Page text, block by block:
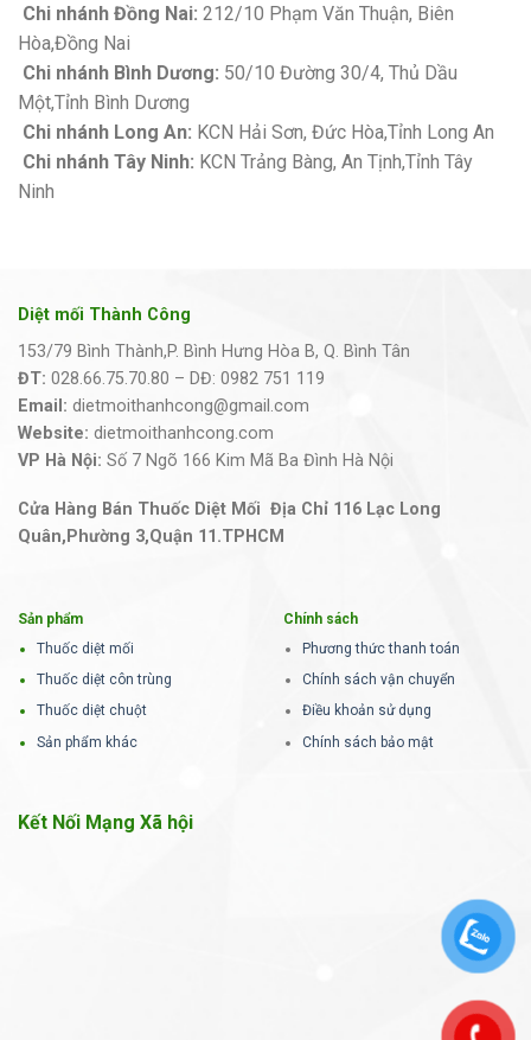
Chi nhánh Đồng Nai: 212/10 Phạm Văn Thuận, Biên
Hòa,Đồng Nai
Chi nhánh Bình Dương: 50/10 Đường 30/4, Thủ Dầu
Một,Tỉnh Bình Dương
Chi nhánh Long An: KCN Hải Sơn, Đức Hòa,Tỉnh Long An
Chi nhánh Tây Ninh: KCN Trảng Bàng, An Tịnh,Tỉnh Tây
Ninh
Diệt mối Thành Công
153/79 Bình Thành,P. Bình Hưng Hòa B, Q. Bình Tân
ĐT: 028.66.75.70.80 – DĐ: 0982 751 119
Email: dietmoithanhcong@gmail.com
Website: dietmoithanhcong.com
VP Hà Nội: Số 7 Ngõ 166 Kim Mã Ba Đình Hà Nội
Cửa Hàng Bán Thuốc Diệt Mối Địa Chỉ 116 Lạc Long
Quân,Phường 3,Quận 11.TPHCM
Sản phẩm
Thuốc diệt mối
Thuốc diệt côn trùng
Thuốc diệt chuột
Sản phẩm khác
Chính sách
Phương thức thanh toán
Chính sách vận chuyển
Điều khoản sử dụng
Chính sách bảo mật
Kết Nối Mạng Xã hội